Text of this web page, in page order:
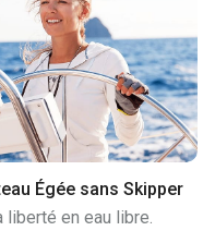
Égée sans Skipper
liberté en eau libre.